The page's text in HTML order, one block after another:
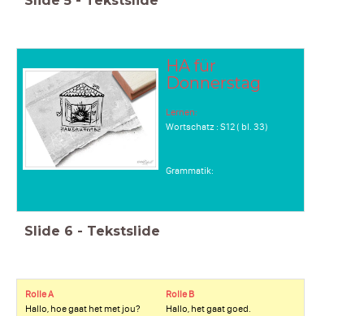
HA für
Donnerstag
Lernen:
Wortschatz : S12 ( bl. 33)
Grammatik:
Slide 6 - Tekstslide
Rolle A
Hallo, hoe gaat het met jou?
Rolle B
Hallo, het gaat goed.